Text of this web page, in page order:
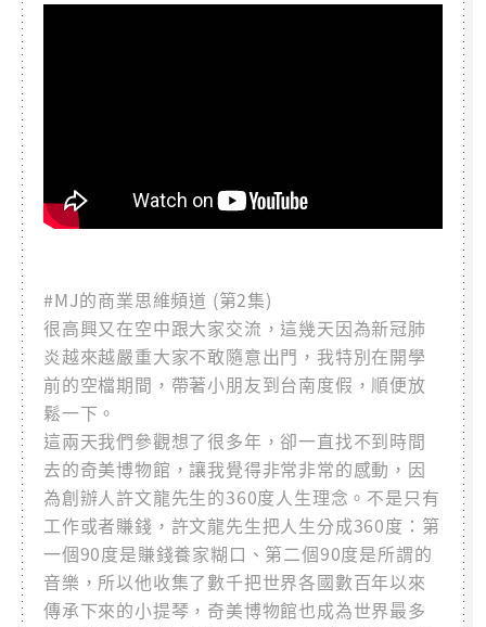
#MJ的商業思維頻道 (第2集)
很高興又在空中跟大家交流，這幾天因為新冠肺
炎越來越嚴重大家不敢隨意出門，我特別在開學
前的空檔期間，帶著小朋友到台南度假，順便放
鬆一下。
這兩天我們參觀想了很多年，卻一直找不到時間
去的奇美博物館，讓我覺得非常非常的感動，因
為創辦人許文龍先生的360度人生理念。不是只有
工作或者賺錢，許文龍先生把人生分成360度：第
一個90度是賺錢養家糊口、第二個90度是所謂的
音樂，所以他收集了數千把世界各國數百年以來
傳承下來的小提琴，奇美博物館也成為世界最多